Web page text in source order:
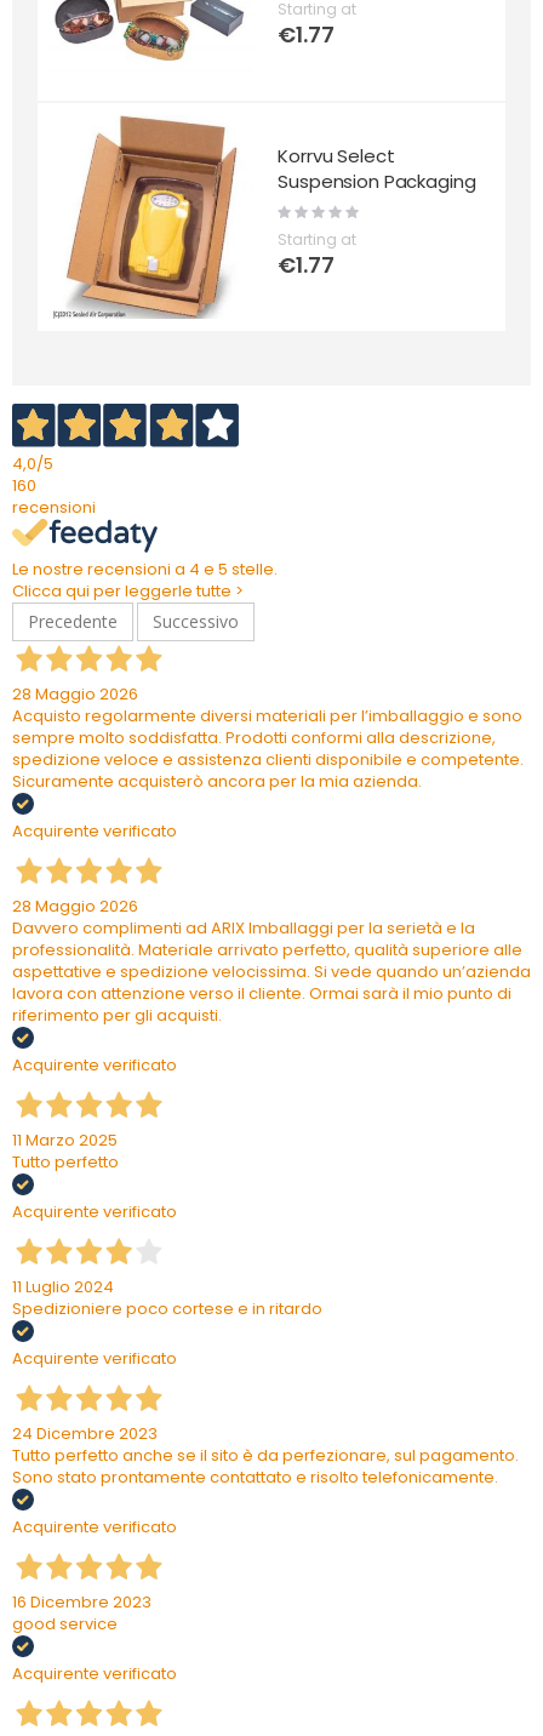
Starting at
€1.77
Korrvu Select
Suspension Packaging
Rating:
Starting at
€1.77
4,0/5
160
recensioni
Le nostre recensioni a 4 e 5 stelle.
Clicca qui per leggerle tutte >
Precedente
Successivo
28 Maggio 2026
Acquisto regolarmente diversi materiali per l’imballaggio e sono
sempre molto soddisfatta. Prodotti conformi alla descrizione,
spedizione veloce e assistenza clienti disponibile e competente.
Sicuramente acquisterò ancora per la mia azienda.
Acquirente verificato
28 Maggio 2026
Davvero complimenti ad ARIX Imballaggi per la serietà e la
professionalità. Materiale arrivato perfetto, qualità superiore alle
aspettative e spedizione velocissima. Si vede quando un’azienda
lavora con attenzione verso il cliente. Ormai sarà il mio punto di
riferimento per gli acquisti.
Acquirente verificato
11 Marzo 2025
Tutto perfetto
Acquirente verificato
11 Luglio 2024
Spedizioniere poco cortese e in ritardo
Acquirente verificato
24 Dicembre 2023
Tutto perfetto anche se il sito è da perfezionare, sul pagamento.
Sono stato prontamente contattato e risolto telefonicamente.
Acquirente verificato
16 Dicembre 2023
good service
Acquirente verificato